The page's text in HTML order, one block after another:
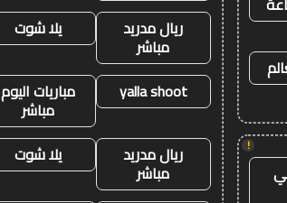
!
ريال مدريد
مباشر
يلا شوت
yalla shoot مباريات اليوم
مباشر
ريال مدريد
مباشر
يلا شوت